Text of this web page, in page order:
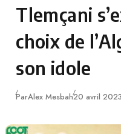
Tlemçani
choix de
son idole
ParAlex MesbahPublié
20 avril